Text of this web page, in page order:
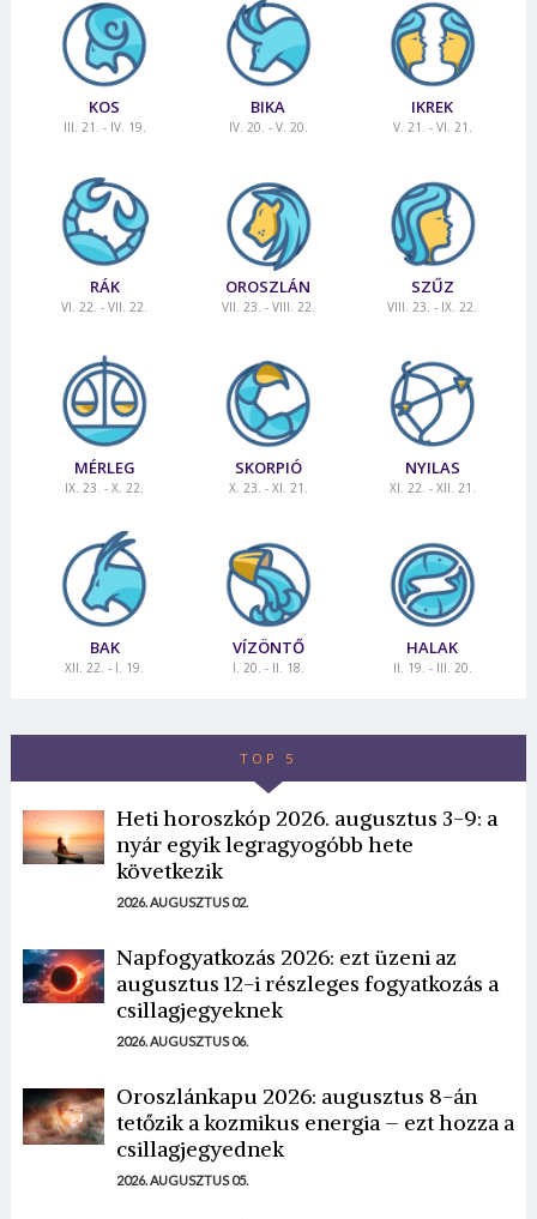
KOS
III. 21. - IV. 19.
BIKA
IV. 20. - V. 20.
IKREK
V. 21. - VI. 21.
RÁK
VI. 22. - VII. 22.
OROSZLÁN
VII. 23. - VIII. 22.
SZŰZ
VIII. 23. - IX. 22.
MÉRLEG
IX. 23. - X. 22.
SKORPIÓ
X. 23. - XI. 21.
NYILAS
XI. 22. - XII. 21.
BAK
XII. 22. - I. 19.
VÍZÖNTŐ
I. 20. - II. 18.
HALAK
II. 19. - III. 20.
TOP 5
Heti horoszkóp 2026. augusztus 3-9: a
nyár egyik legragyogóbb hete
következik
2026. AUGUSZTUS 02.
Napfogyatkozás 2026: ezt üzeni az
augusztus 12-i részleges fogyatkozás a
csillagjegyeknek
2026. AUGUSZTUS 06.
Oroszlánkapu 2026: augusztus 8-án
tetőzik a kozmikus energia – ezt hozza a
csillagjegyednek
2026. AUGUSZTUS 05.